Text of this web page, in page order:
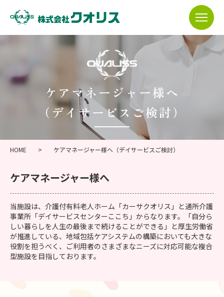
ケアマネージャー様へ
（デイサービスご検討）
HOME > ケアマネージャー様へ（デイサービスご検討）
ケアマネージャー様へ
当施設は、介護付有料老人ホーム「カーサクオリス」と通所介護
事業所「デイサービスセンターここち」からなります。「自分ら
しい暮らしを人生の最後まで続けることができる」と厚生労働省
が推進している、地域包括ケアシステムの構築においても大きな
役割を担うべく、ご利用者のさまざまなニーズに対応可能な複合
型施設を目指しております。